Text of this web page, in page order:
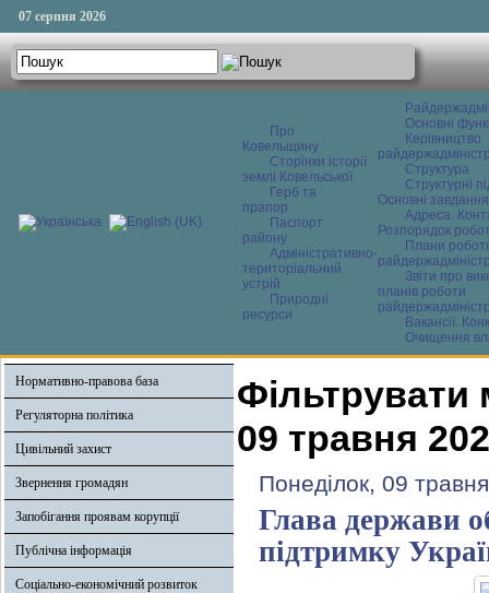
07 серпня 2026
Про
Ковельщину
Сторінки історії
землі Ковельської
Герб та
прапор
Паспорт
району
Адміністративно-
територіальний
устрій
Природні
ресурси
Основні
Керівництво
Структура
Структурні
Основні завдання
Адреса.
Розпорядок
Плани
Звіти про
планів роботи
Вакансії.
Очищення
Нормативно-правова база
Регуляторна політика
Цивільний захист
Звернення громадян
Запобігання проявам корупції
Публічна інформація
Соціально-економічний розвиток
Фільтрувати
09 травня
Понеділок, 09
Глава держави
підтримку